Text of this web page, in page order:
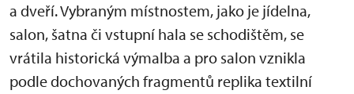
a dveří. Vybraným místnostem, jako je jídelna,
salon, šatna či vstupní hala se schodištěm, se
vrátila historická výmalba a pro salon vznikla
podle dochovaných fragmentů replika textilní